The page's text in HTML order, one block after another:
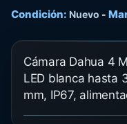
Condición: Nuevo -
Cámara Dahua 4
LED blanca hasta
mm, IP67,